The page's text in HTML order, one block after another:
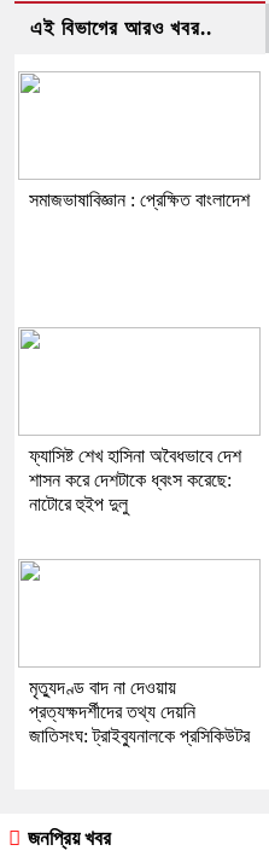
এই বিভাগের আরও খবর..
সমাজভাষাবিজ্ঞান : প্রেক্ষিত বাংলাদেশ
ফ্যাসিষ্ট শেখ হাসিনা অবৈধভাবে দেশ
শাসন করে দেশটাকে ধ্বংস করেছে:
নাটোরে হুইপ দুলু
মৃত্যুদণ্ড বাদ না দেওয়ায়
প্রত্যক্ষদর্শীদের তথ্য দেয়নি
জাতিসংঘ: ট্রাইব্যুনালকে প্রসিকিউটর
জনপ্রিয় খবর